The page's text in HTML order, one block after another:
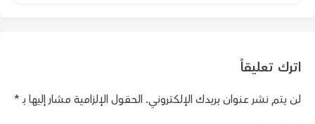
اترك تعليقاً
لن يتم نشر عنوان بريدك الإلكتروني. الحقول الإلزامية مشار إليها بـ*